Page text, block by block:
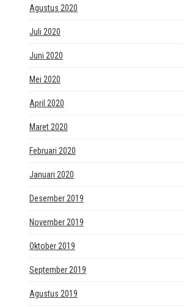
Agustus 2020
Juli 2020
Juni 2020
Mei 2020
April 2020
Maret 2020
Februari 2020
Januari 2020
Desember 2019
November 2019
Oktober 2019
September 2019
Agustus 2019